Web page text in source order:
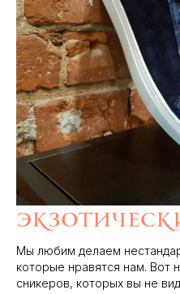
Мы любим делаем
которые нравятся нам. Вот
сникеров, которых вы не